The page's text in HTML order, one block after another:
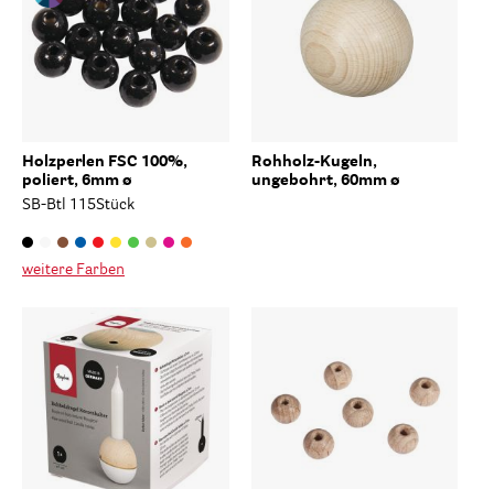
Holzperlen FSC 100%,
poliert, 6mm ø
SB-Btl 115Stück
weitere Farben
Rohholz-Kugeln,
ungebohrt, 60mm ø